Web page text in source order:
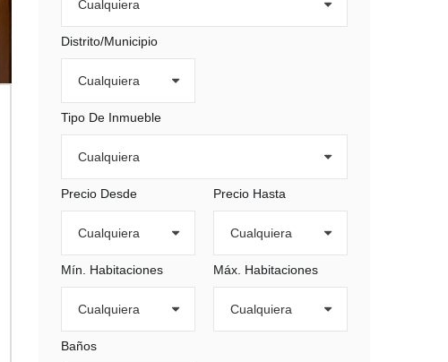
Distrito/Municipio
Tipo De Inmueble
Precio Desde Precio Hasta
Mín. Habitaciones Máx. Habitaciones
Baños